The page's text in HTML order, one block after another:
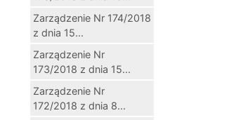
Zarządzenie Nr 174/2018
z dnia 15...
Zarządzenie Nr
173/2018 z dnia 15...
Zarządzenie Nr
172/2018 z dnia 8...